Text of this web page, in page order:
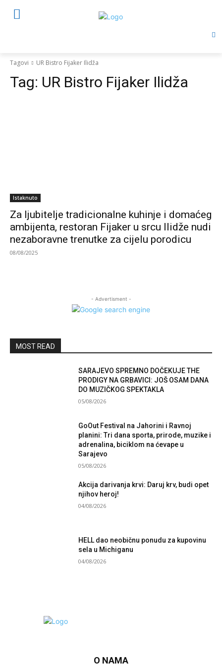
Tagovi UR Bistro Fijaker Ilidža
Tag: UR Bistro Fijaker Ilidža
Istaknuto
Za ljubitelje tradicionalne kuhinje i domaćeg
ambijenta, restoran Fijaker u srcu Ilidže nudi
nezaboravne trenutke za cijelu porodicu
08/08/2025
- Advertisment -
MOST READ
SARAJEVO SPREMNO DOČEKUJE THE
PRODIGY NA GRBAVICI: JOŠ OSAM DANA
DO MUZIČKOG SPEKTAKLA
05/08/2026
GoOut Festival na Jahorini i Ravnoj
planini: Tri dana sporta, prirode, muzike i
adrenalina, biciklom na ćevape u
Sarajevo
05/08/2026
Akcija darivanja krvi: Daruj krv, budi opet
njihov heroj!
04/08/2026
HELL dao neobičnu ponudu za kupovinu
sela u Michiganu
04/08/2026
O NAMA